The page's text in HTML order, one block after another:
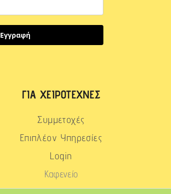
Εγγραφή
ΓΙΑ ΧΕΙΡΟΤΈΧΝΕΣ
Συμμετοχές
Επιπλέον Υπηρεσίες
Login
Καφενείο